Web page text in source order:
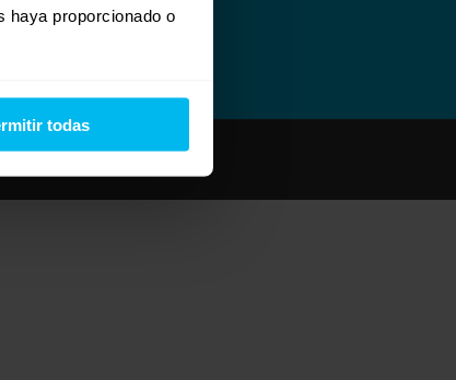
haya proporcionado o
todas